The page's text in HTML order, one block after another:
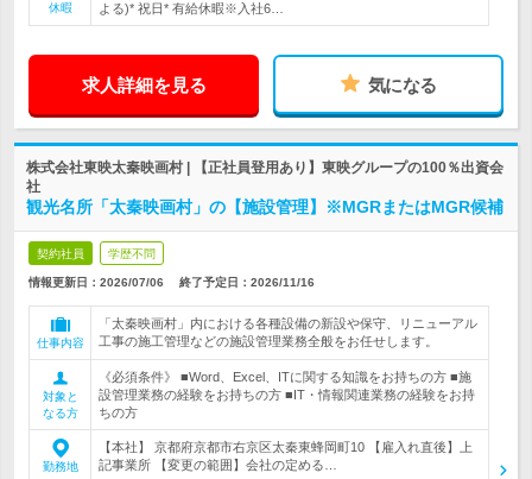
休暇
よる)* 祝日* 有給休暇※入社6…
求人詳細を見る 気になる
株式会社東映太秦映画村 | 【正社員登用あり】東映グループの100％出資会
社
観光名所「太秦映画村」の【施設管理】※MGRまたはMGR候補
契約社員 学歴不問
情報更新日：2026/07/06 終了予定日： 2026/11/16
仕事内容
「太秦映画村」内における各種設備の新設や保守、リニューアル
工事の施工管理などの施設管理業務全般をお任せします。
対象と
なる方
《必須条件》 ■Word、Excel、ITに関する知識をお持ちの方 ■施
設管理業務の経験をお持ちの方 ■IT・情報関連業務の経験をお持
ちの方
勤務地
【本社】 京都府京都市右京区太秦東蜂岡町10 【雇入れ直後】上
記事業所 【変更の範囲】会社の定める…